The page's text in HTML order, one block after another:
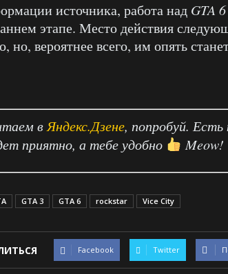
источника, работа над GTA 6
этапе. Место действия
но, вероятнее всего, им опять
вЯндекс.Дзене, попробуй. Есть
приятно, а тебе удобно
Meow!
GTA 3 GTA 6 rockstar Vice City
Facebook Twitter